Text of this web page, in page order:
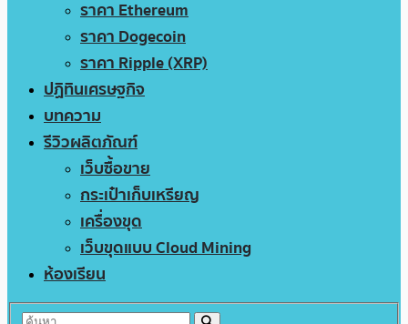
ราคา Ethereum
ราคา Dogecoin
ราคา Ripple (XRP)
ปฏิทินเศรษฐกิจ
บทความ
รีวิวผลิตภัณฑ์
เว็บซื้อขาย
กระเป๋าเก็บเหรียญ
เครื่องขุด
เว็บขุดแบบ Cloud Mining
ห้องเรียน